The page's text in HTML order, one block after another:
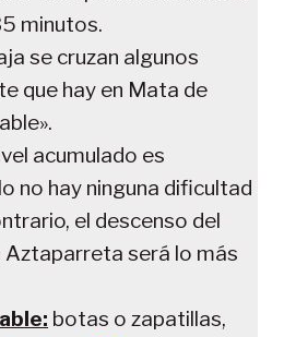
minutos.
se cruzan algunos
que hay en Mata de
acumulado es
no hay ninguna dificultad
el descenso del
será lo más
botas o zapatillas,